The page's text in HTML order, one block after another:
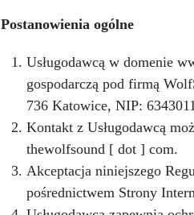
Postanowienia ogólne
Usługodawcą w domenie
gospodarczą pod firmą
736 Katowice, NIP:
Kontakt z Usługodawcą
thewolfsound [ dot ] com.
Akceptacja niniejszego
pośrednictwem Strony